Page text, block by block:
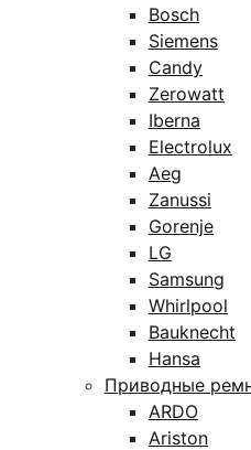
Bosch
Siemens
Candy
Zerowatt
Iberna
Electrolux
Aeg
Zanussi
Gorenje
LG
Samsung
Whirlpool
Bauknecht
Hansa
Приводные
ARDO
Ariston